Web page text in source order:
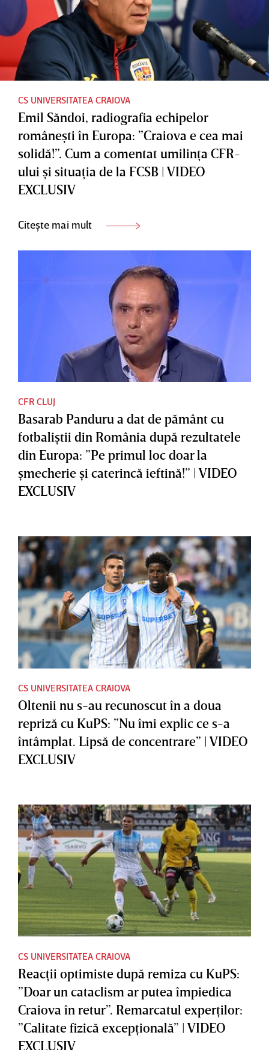
CS UNIVERSITATEA CRAIOVA
Emil Săndoi, radiografia echipelor
româneşti în Europa: ”Craiova e cea mai
solidă!”. Cum a comentat umilinţa CFR-
ului şi situaţia de la FCSB | VIDEO
EXCLUSIV
Citește mai mult
CFR CLUJ
Basarab Panduru a dat de pământ cu
fotbaliştii din România după rezultatele
din Europa: ”Pe primul loc doar la
şmecherie şi caterincă ieftină!” | VIDEO
EXCLUSIV
CS UNIVERSITATEA CRAIOVA
Oltenii nu s-au recunoscut în a doua
repriză cu KuPS: ”Nu îmi explic ce s-a
întâmplat. Lipsă de concentrare” | VIDEO
EXCLUSIV
CS UNIVERSITATEA CRAIOVA
Reacţii optimiste după remiza cu KuPS:
”Doar un cataclism ar putea împiedica
Craiova în retur”. Remarcatul experţilor:
”Calitate fizică excepţională” | VIDEO
EXCLUSIV